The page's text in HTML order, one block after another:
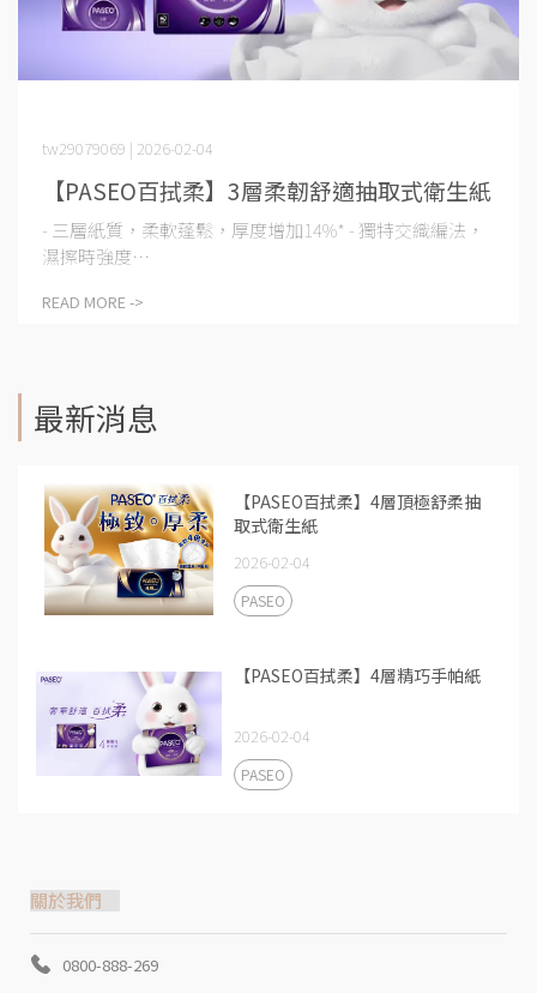
【PASEO百拭柔】3層柔韌舒適抽取式衛生紙
tw29079069 | 2026-02-04
- 三層紙質，柔軟蓬鬆，厚度增加14%* - 獨特交織編法，
濕擦時強度⋯
READ MORE ->
最新消息
【PASEO百拭柔】4層頂極舒柔抽
取式衛生紙
2026-02-04
PASEO
【PASEO百拭柔】4層精巧手帕紙
2026-02-04
PASEO
關於我們
0800-888-269